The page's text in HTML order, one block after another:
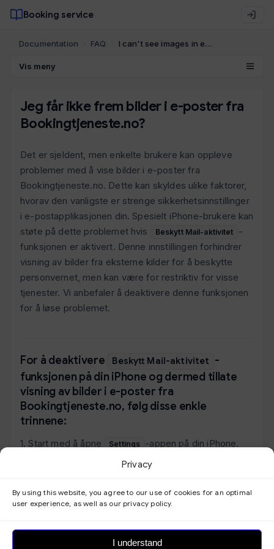
Privacy
By using this website, you agree to our use of cookies for an optimal
user experience, as well as our privacy policy.
I understand
Booking service
Documentation FAQ I can't see images in emails from Bookingtjeneste.no?
Vis meny
Jeg får ikke frem bilder i e-poster fra
Bookingtjeneste.no?
Det er sjeldent, men enkelte brukere kan oppleve
problemer med å vise bilder i e-poster fra
Bookingtjeneste.no. Dette kan skyldes ulike faktorer,
hvorav den vanligste er strenge sikkerhetsinnstillinger
i e-postapplikasjonen din. Spesielt iPhone-brukere kan
støte på dette problemet hvis
Beskytt Mail-aktivitet
-
funksjonen er aktivert. Denne innstillingen forhindrer
visning av bilder fra eksterne kilder for å beskytte
personvernet, men kan være for restriktiv for visse
tjenester. Vi anbefaler å deaktivere denne funksjonen
for å løse problemet.
For å deaktivere Beskytt Mail-aktivitet
-
funksjonen på din iPhone og dermed tillate
visning av bilder i e-poster fra
Bookingtjeneste.no, følg disse enkle
trinnene:
1. Start med å åpne Settings -appen på din iPhone.
delen. Trykk på den for å åpne mailinnstillingene.